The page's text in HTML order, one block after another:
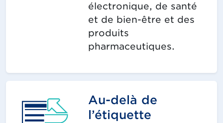
électronique, de santé
et de bien-être et des
produits
pharmaceutiques.
Au-delà de
l’étiquette